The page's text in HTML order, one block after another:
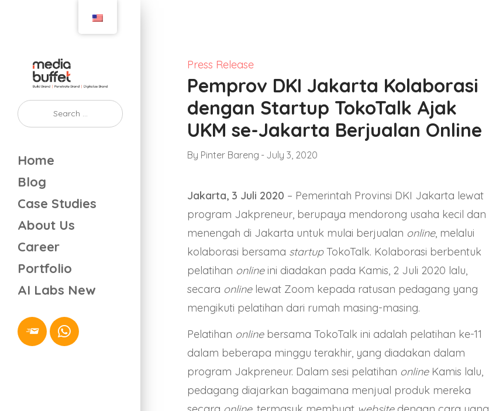
Home
Blog
Case Studies
About Us
Career
Portfolio
AI Labs New
Press Release
Pemprov DKI Jakarta Kolaborasi
dengan Startup TokoTalk Ajak
UKM se-Jakarta Berjualan Online
By Pinter Bareng July 3, 2020
Jakarta, 3 Juli 2020 – Pemerintah Provinsi DKI Jakarta lewat
program Jakpreneur, berupaya mendorong usaha kecil dan
menengah di Jakarta untuk mulai berjualan online, melalui
kolaborasi bersama startup TokoTalk. Kolaborasi berbentuk
pelatihan online ini diadakan pada Kamis, 2 Juli 2020 lalu,
secara onlinelewat Zoom kepada ratusan pedagang yang
mengikuti pelatihan dari rumah masing-masing.
Pelatihan onlinebersama TokoTalk ini adalah pelatihan ke-11
dalam beberapa minggu terakhir, yang diadakan dalam
program Jakpreneur. Dalam sesi pelatihan onlineKamis lalu,
pedagang diajarkan bagaimana menjual produk mereka